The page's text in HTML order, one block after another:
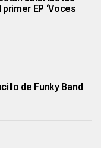
EP ‘Voces
de Funky Band